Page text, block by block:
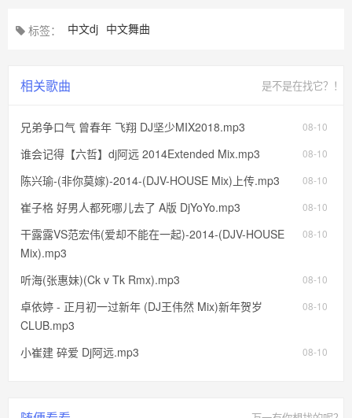
标签： 中文dj 中文舞曲
相关歌曲 是不是在找它？！
08-10
兄弟争口气 曾春年 飞翔 DJ坚少MIX2018.mp3
08-10
谁会记得【六哲】dj阿远 2014Extended Mix.mp3
08-10
陈兴瑜-(非你莫嫁)-2014-(DJV-HOUSE Mix)上传.mp3
08-10
崔子格 好男人都死哪儿去了 A版 DjYoYo.mp3
08-10
干露露VS范宏伟(爱却不能在一起)-2014-(DJV-HOUSE
Mix).mp3
08-10
听海(张惠妹)(Ck v Tk Rmx).mp3
08-10
卓依婷 - 正月初一过新年 (DJ王伟然 Mix)新年贺岁
CLUB.mp3
08-10
小崔建 碎爱 Dj阿远.mp3